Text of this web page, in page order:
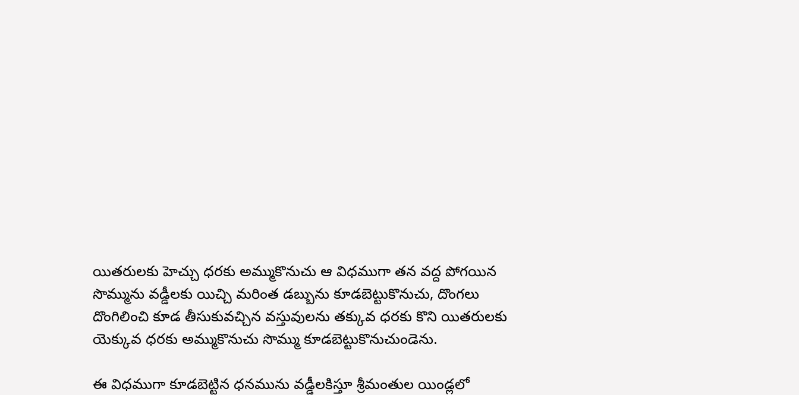
యితరులకు హెచ్చు ధరకు అమ్ముకొనుచు ఆ విధముగా తన వద్ద పోగయిన
సొమ్మును వడ్డీలకు యిచ్చి మరింత డబ్బును కూడబెట్టుకొనుచు, దొంగలు
దొంగిలించి కూడ తీసుకువచ్చిన వస్తువులను తక్కువ ధరకు కొని యితరులకు
యెక్కువ ధరకు అమ్ముకొనుచు సొమ్ము కూడబెట్టుకొనుచుండెను.
ఈ విధముగా కూడబెట్టిన ధనమును వడ్డీలకిస్తూ శ్రీమంతుల యిండ్లలో